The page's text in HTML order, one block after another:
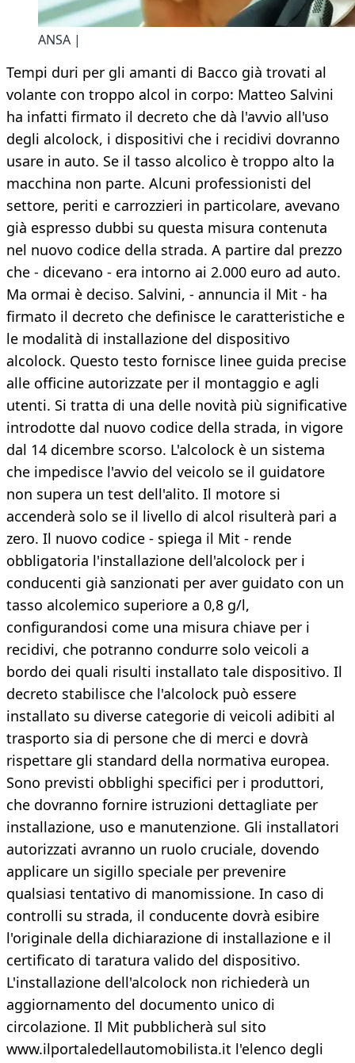
ANSA |
Tempi duri per gli amanti di Bacco già trovati al
volante con troppo alcol in corpo: Matteo Salvini
ha infatti firmato il decreto che dà l'avvio all'uso
degli alcolock, i dispositivi che i recidivi dovranno
usare in auto. Se il tasso alcolico è troppo alto la
macchina non parte. Alcuni professionisti del
settore, periti e carrozzieri in particolare, avevano
già espresso dubbi su questa misura contenuta
nel nuovo codice della strada. A partire dal prezzo
che - dicevano - era intorno ai 2.000 euro ad auto.
Ma ormai è deciso. Salvini, - annuncia il Mit - ha
firmato il decreto che definisce le caratteristiche e
le modalità di installazione del dispositivo
alcolock. Questo testo fornisce linee guida precise
alle officine autorizzate per il montaggio e agli
utenti. Si tratta di una delle novità più significative
introdotte dal nuovo codice della strada, in vigore
dal 14 dicembre scorso. L'alcolock è un sistema
che impedisce l'avvio del veicolo se il guidatore
non supera un test dell'alito. Il motore si
accenderà solo se il livello di alcol risulterà pari a
zero. Il nuovo codice - spiega il Mit - rende
obbligatoria l'installazione dell'alcolock per i
conducenti già sanzionati per aver guidato con un
tasso alcolemico superiore a 0,8 g/l,
configurandosi come una misura chiave per i
recidivi, che potranno condurre solo veicoli a
bordo dei quali risulti installato tale dispositivo. Il
decreto stabilisce che l'alcolock può essere
installato su diverse categorie di veicoli adibiti al
trasporto sia di persone che di merci e dovrà
rispettare gli standard della normativa europea.
Sono previsti obblighi specifici per i produttori,
che dovranno fornire istruzioni dettagliate per
installazione, uso e manutenzione. Gli installatori
autorizzati avranno un ruolo cruciale, dovendo
applicare un sigillo speciale per prevenire
qualsiasi tentativo di manomissione. In caso di
controlli su strada, il conducente dovrà esibire
l'originale della dichiarazione di installazione e il
certificato di taratura valido del dispositivo.
L'installazione dell'alcolock non richiederà un
aggiornamento del documento unico di
circolazione. Il Mit pubblicherà sul sito
www.ilportaledellautomobilista.it l'elenco degli